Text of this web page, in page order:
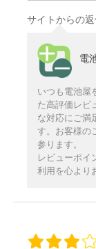
サイトからの
電
いつも電池屋
た高評価レビ
な対応にご満
す。お客様の
参ります。
レビューポイ
利用を心より